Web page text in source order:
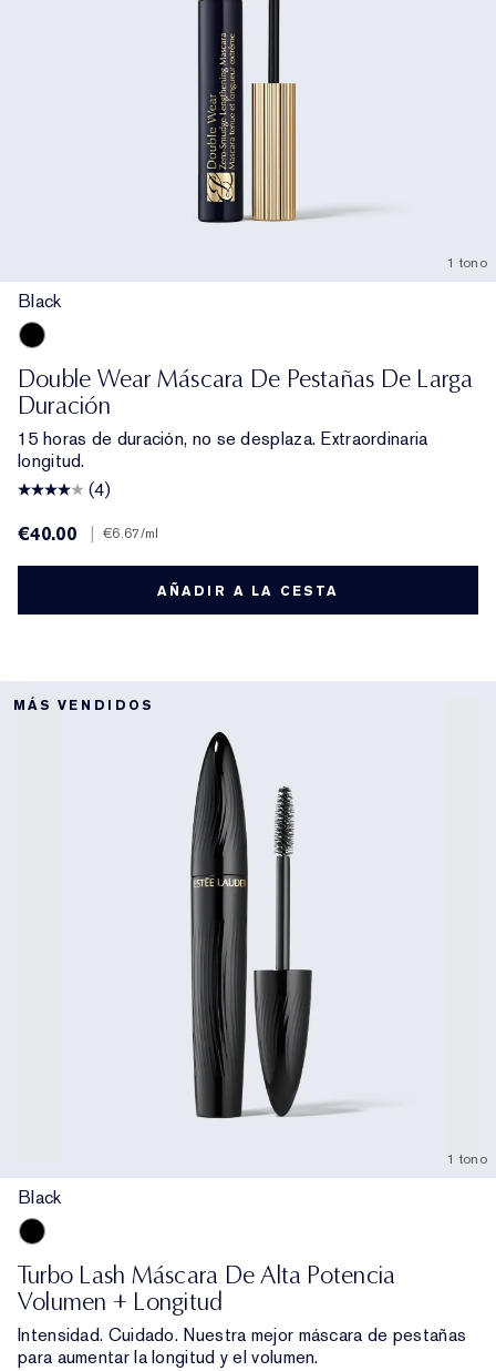
1 tono
Black
Double Wear Máscara De Pestañas De Larga
Duración
15 horas de duración, no se desplaza. Extraordinaria
longitud.
(4)
€40.00
€6.67/ml
AÑADIR A LA CESTA
MÁS VENDIDOS
1 tono
Black
Turbo Lash Máscara De Alta Potencia
Volumen + Longitud
Intensidad. Cuidado. Nuestra mejor máscara de pestañas
para aumentar la longitud y el volumen.